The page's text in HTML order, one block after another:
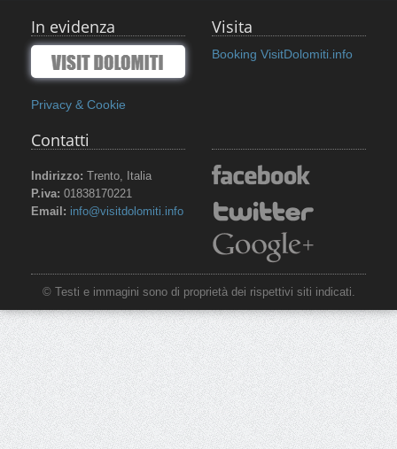
In evidenza
Privacy & Cookie
Visita
Booking VisitDolomiti.info
Contatti
Indirizzo: Trento, Italia
P.iva: 01838170221
Email: info@visitdolomiti.info
© Testi e immagini sono di proprietà dei rispettivi siti indicati.